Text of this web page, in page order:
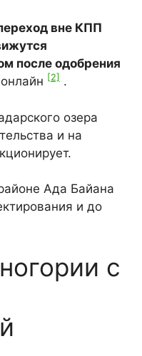
вне КПП
после одобрения
онлайн [2] .
озера
и на
Ада Байана
и до
с